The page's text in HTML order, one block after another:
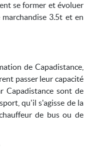
se former et évoluer
3.5t et en
de Capadistance,
passer leur capacité
Capadistance sont de
qu'il s'agisse de la
de bus ou de